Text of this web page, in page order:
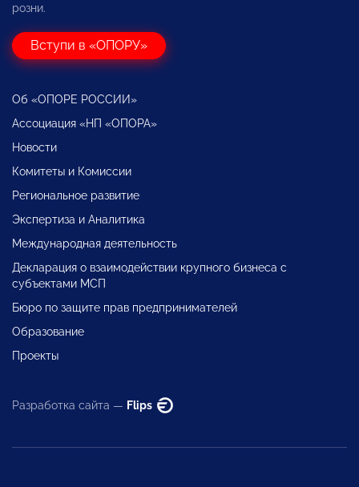
розни.
Вступи в «ОПОРУ»
Об «ОПОРЕ РОССИИ»
Ассоциация «НП «ОПОРА»
Новости
Комитеты и Комиссии
Региональное развитие
Экспертиза и Аналитика
Международная деятельность
Декларация о взаимодействии крупного бизнеса с
субъектами МСП
Бюро по защите прав предпринимателей
Образование
Проекты
Разработка сайта — Flips